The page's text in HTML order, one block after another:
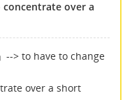
over a
--> to have to change
over a short